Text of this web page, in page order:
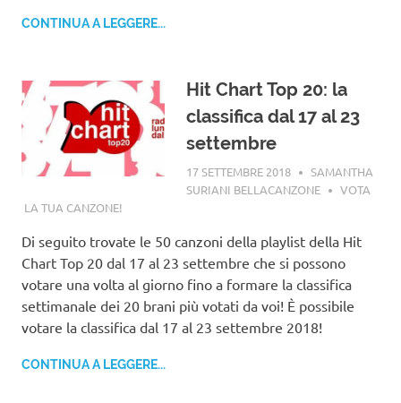
CONTINUA A LEGGERE...
Hit Chart Top 20: la
classifica dal 17 al 23
settembre
17 SETTEMBRE 2018
SAMANTHA
SURIANI BELLACANZONE
VOTA
LA TUA CANZONE!
Di seguito trovate le 50 canzoni della playlist della Hit
Chart Top 20 dal 17 al 23 settembre che si possono
votare una volta al giorno fino a formare la classifica
settimanale dei 20 brani più votati da voi! È possibile
votare la classifica dal 17 al 23 settembre 2018!
CONTINUA A LEGGERE...